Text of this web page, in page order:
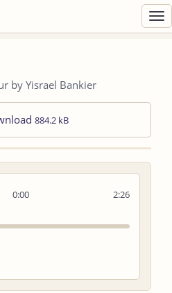
by Yisrael Bankier
884.2 kB
0:00 2:26